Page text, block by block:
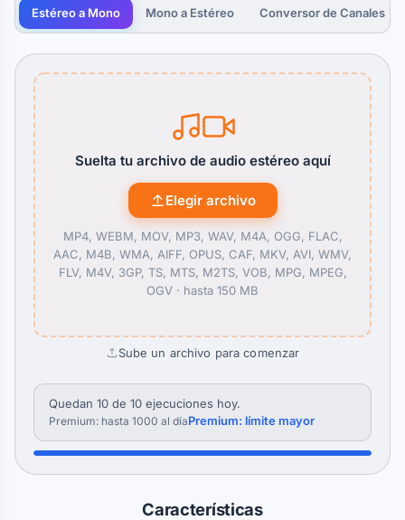
Estéreo a Mono Mono a Estéreo Conversor de Canales
Suelta tu archivo de audio estéreo aquí
Elegir archivo
MP4, WEBM, MOV, MP3, WAV, M4A, OGG, FLAC,
AAC, M4B, WMA, AIFF, OPUS, CAF, MKV, AVI, WMV,
FLV, M4V, 3GP, TS, MTS, M2TS, VOB, MPG, MPEG,
OGV · hasta 150 MB
Sube un archivo para comenzar
Quedan 10 de 10 ejecuciones hoy.
Premium: hasta 1000 al díaPremium: límite mayor
Características